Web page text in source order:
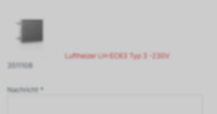
Luftheizer LH-EC63 Typ 3 -230V
3511108
Nachricht *